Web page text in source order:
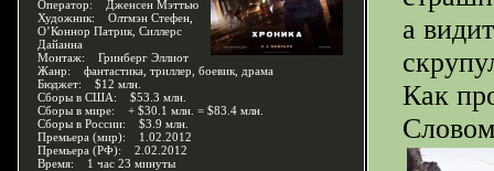
Оператор: Дженсен Мэттью
Художник: Олтмэн Стефен,
О’Коннор Патрик, Силлерс
Дайанна
Монтаж: Гринберг Эллиот
Жанр: фантастика, триллер, боевик, драма
Бюджет: $12 млн.
Сборы в США: $53.3 млн.
Сборы в мире: + $30.1 млн. = $83.4 млн.
Сборы в России: $3.9 млн.
Премьера (мир): 1.02.2012
Премьера (РФ): 2.02.2012
Время: 1 час 23 минуты
а
Как